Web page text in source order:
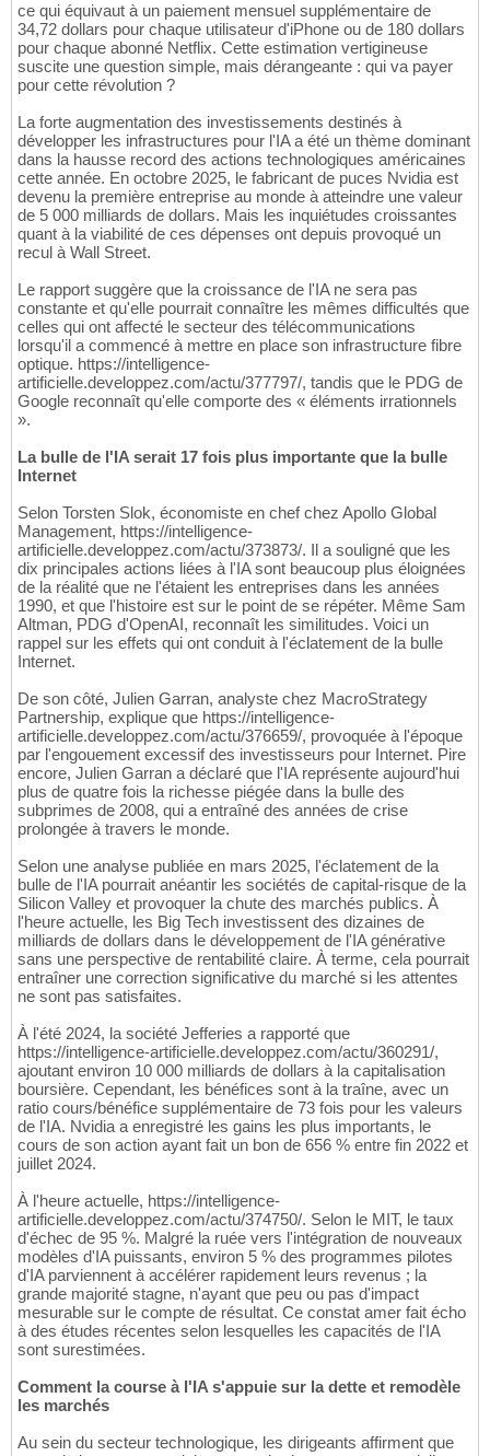
ce qui équivaut à un paiement mensuel supplémentaire de
34,72 dollars pour chaque utilisateur d'iPhone ou de 180 dollars
pour chaque abonné Netflix. Cette estimation vertigineuse
suscite une question simple, mais dérangeante : qui va payer
pour cette révolution ?
La forte augmentation des investissements destinés à
développer les infrastructures pour l'IA a été un thème dominant
dans la hausse record des actions technologiques américaines
cette année. En octobre 2025, le fabricant de puces Nvidia est
devenu la première entreprise au monde à atteindre une valeur
de 5 000 milliards de dollars. Mais les inquiétudes croissantes
quant à la viabilité de ces dépenses ont depuis provoqué un
recul à Wall Street.
Le rapport suggère que la croissance de l'IA ne sera pas
constante et qu'elle pourrait connaître les mêmes difficultés que
celles qui ont affecté le secteur des télécommunications
lorsqu'il a commencé à mettre en place son infrastructure fibre
optique. https://intelligence-
artificielle.developpez.com/actu/377797/, tandis que le PDG de
Google reconnaît qu'elle comporte des « éléments irrationnels
».
La bulle de l'IA serait 17 fois plus importante que la bulle
Internet
Selon Torsten Slok, économiste en chef chez Apollo Global
Management, https://intelligence-
artificielle.developpez.com/actu/373873/. Il a souligné que les
dix principales actions liées à l'IA sont beaucoup plus éloignées
de la réalité que ne l'étaient les entreprises dans les années
1990, et que l'histoire est sur le point de se répéter. Même Sam
Altman, PDG d'OpenAI, reconnaît les similitudes. Voici un
rappel sur les effets qui ont conduit à l'éclatement de la bulle
Internet.
De son côté, Julien Garran, analyste chez MacroStrategy
Partnership, explique que https://intelligence-
artificielle.developpez.com/actu/376659/, provoquée à l'époque
par l'engouement excessif des investisseurs pour Internet. Pire
encore, Julien Garran a déclaré que l'IA représente aujourd'hui
plus de quatre fois la richesse piégée dans la bulle des
subprimes de 2008, qui a entraîné des années de crise
prolongée à travers le monde.
Selon une analyse publiée en mars 2025, l'éclatement de la
bulle de l'IA pourrait anéantir les sociétés de capital-risque de la
Silicon Valley et provoquer la chute des marchés publics. À
l'heure actuelle, les Big Tech investissent des dizaines de
milliards de dollars dans le développement de l'IA générative
sans une perspective de rentabilité claire. À terme, cela pourrait
entraîner une correction significative du marché si les attentes
ne sont pas satisfaites.
À l'été 2024, la société Jefferies a rapporté que
https://intelligence-artificielle.developpez.com/actu/360291/,
ajoutant environ 10 000 milliards de dollars à la capitalisation
boursière. Cependant, les bénéfices sont à la traîne, avec un
ratio cours/bénéfice supplémentaire de 73 fois pour les valeurs
de l'IA. Nvidia a enregistré les gains les plus importants, le
cours de son action ayant fait un bon de 656 % entre fin 2022 et
juillet 2024.
À l'heure actuelle, https://intelligence-
artificielle.developpez.com/actu/374750/. Selon le MIT, le taux
d'échec de 95 %. Malgré la ruée vers l'intégration de nouveaux
modèles d'IA puissants, environ 5 % des programmes pilotes
d'IA parviennent à accélérer rapidement leurs revenus ; la
grande majorité stagne, n'ayant que peu ou pas d'impact
mesurable sur le compte de résultat. Ce constat amer fait écho
à des études récentes selon lesquelles les capacités de l'IA
sont surestimées.
Comment la course à l'IA s'appuie sur la dette et remodèle
les marchés
Au sein du secteur technologique, les dirigeants affirment que